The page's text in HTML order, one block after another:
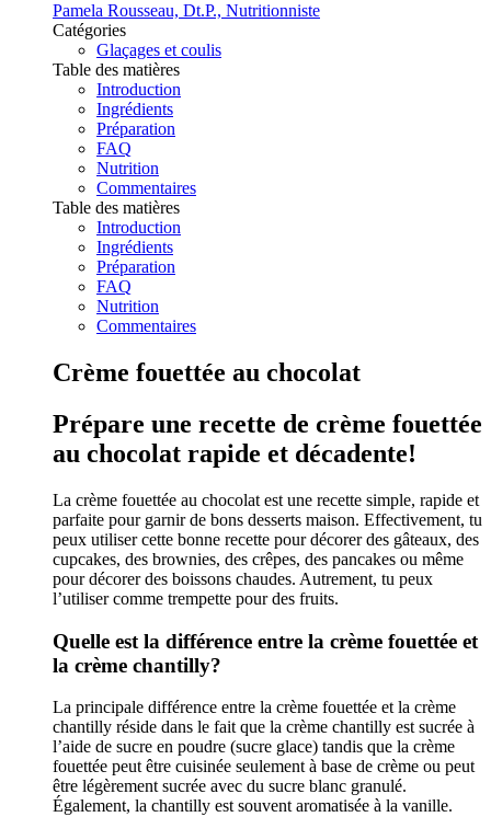
Pamela Rousseau, Dt.P., Nutritionniste
Catégories
Glaçages et coulis
Table des matières
Introduction
Ingrédients
Préparation
FAQ
Nutrition
Commentaires
Table des matières
Introduction
Ingrédients
Préparation
FAQ
Nutrition
Commentaires
Crème fouettée au chocolat
Prépare une recette de crème fouettée
au chocolat rapide et décadente!
La crème fouettée au chocolat est une recette simple, rapide et
parfaite pour garnir de bons desserts maison. Effectivement, tu
peux utiliser cette bonne recette pour décorer des gâteaux, des
cupcakes, des brownies, des crêpes, des pancakes ou même
pour décorer des boissons chaudes. Autrement, tu peux
l’utiliser comme trempette pour des fruits.
Quelle est la différence entre la crème fouettée et
la crème chantilly?
La principale différence entre la crème fouettée et la crème
chantilly réside dans le fait que la crème chantilly est sucrée à
l’aide de sucre en poudre (sucre glace) tandis que la crème
fouettée peut être cuisinée seulement à base de crème ou peut
être légèrement sucrée avec du sucre blanc granulé.
Également, la chantilly est souvent aromatisée à la vanille.